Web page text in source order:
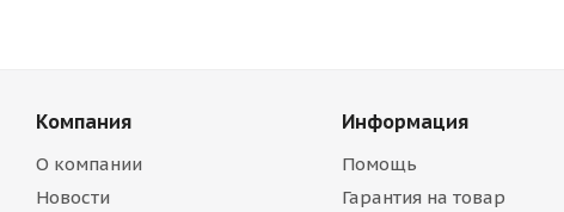
Компания
О компании
Новости
Информация
Помощь
Гарантия на товар